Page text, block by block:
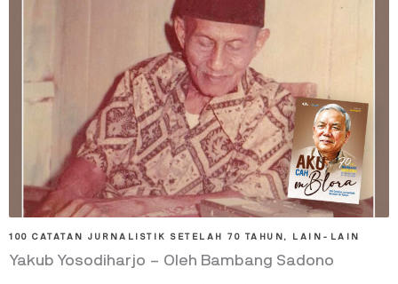
100 CATATAN JURNALISTIK SETELAH 70 TAHUN , LAIN-LAIN
Yakub Yosodiharjo – Oleh Bambang Sadono